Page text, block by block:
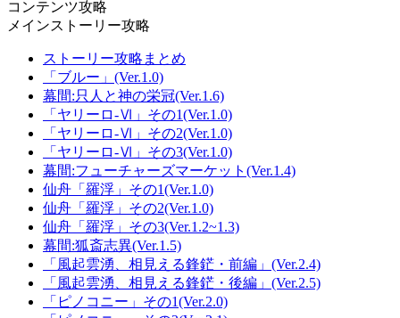
コンテンツ攻略
メインストーリー攻略
ストーリー攻略まとめ
「ブルー」(Ver.1.0)
幕間:只人と神の栄冠(Ver.1.6)
「ヤリーロ-Ⅵ」その1(Ver.1.0)
「ヤリーロ-Ⅵ」その2(Ver.1.0)
「ヤリーロ-Ⅵ」その3(Ver.1.0)
幕間:フューチャーズマーケット(Ver.1.4)
仙舟「羅浮」その1(Ver.1.0)
仙舟「羅浮」その2(Ver.1.0)
仙舟「羅浮」その3(Ver.1.2~1.3)
幕間:狐斎志異(Ver.1.5)
「風起雲湧、相見える鋒鋩・前編」(Ver.2.4)
「風起雲湧、相見える鋒鋩・後編」(Ver.2.5)
「ピノコニー」その1(Ver.2.0)